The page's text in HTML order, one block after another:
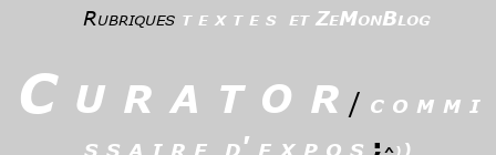
Rubriques t e x t e s et ZeMonBlog
C u r a t o r / c o m m i
s s a i r e d' e x p o s ; )